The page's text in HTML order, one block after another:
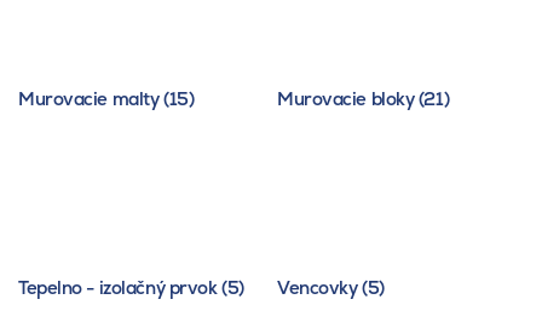
Murovacie malty (15) Murovacie bloky (21)
Tepelno - izolačný prvok (5) Vencovky (5)